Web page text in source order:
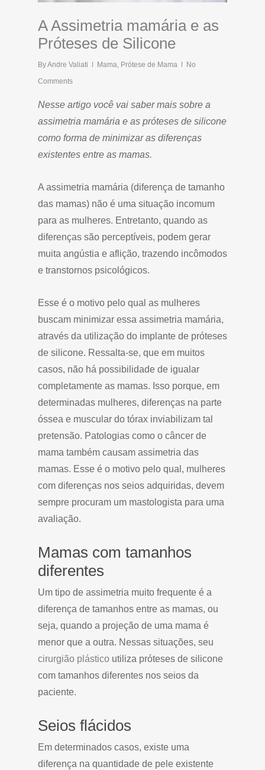
A Assimetria mamária e as
Próteses de Silicone
ByAndre Valiati Mama, Prótese de Mama
No
Comments
Nesse artigo você vai saber mais sobre a
assimetria mamária e as próteses de silicone
como forma de minimizar as diferenças
existentes entre as mamas.
A assimetria mamária (diferença de tamanho
das mamas) não é uma situação incomum
para as mulheres. Entretanto, quando as
diferenças são perceptíveis, podem gerar
muita angústia e aflição, trazendo incômodos
e transtornos psicológicos.
Esse é o motivo pelo qual as mulheres
buscam minimizar essa assimetria mamária,
através da utilização do implante de próteses
de silicone. Ressalta-se, que em muitos
casos, não há possibilidade de igualar
completamente as mamas. Isso porque, em
determinadas mulheres, diferenças na parte
óssea e muscular do tórax inviabilizam tal
pretensão. Patologias como o câncer de
mama também causam assimetria das
mamas. Esse é o motivo pelo qual, mulheres
com diferenças nos seios adquiridas, devem
sempre procuram um mastologista para uma
avaliação.
Mamas com tamanhos
diferentes
Um tipo de assimetria muito frequente é a
diferença de tamanhos entre as mamas, ou
seja, quando a projeção de uma mama é
menor que a outra. Nessas situações, seu
cirurgião plástico utiliza próteses de silicone
com tamanhos diferentes nos seios da
paciente.
Seios flácidos
Em determinados casos, existe uma
diferença na quantidade de pele existente